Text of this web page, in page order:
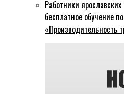
Работники
бесплатное обучение
«Производительность